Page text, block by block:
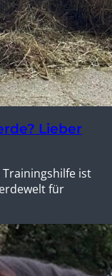
Lieber
ist
für